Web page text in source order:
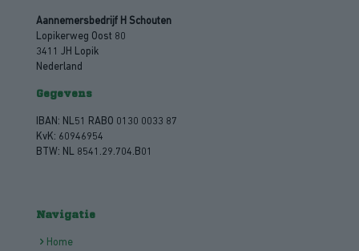
Aannemersbedrijf H Schouten
Lopikerweg Oost 80
3411 JH Lopik
Nederland
Gegevens
IBAN: NL51 RABO 0130 0033 87
KvK: 60946954
BTW: NL 8541.29.704.B01
Navigatie
Home